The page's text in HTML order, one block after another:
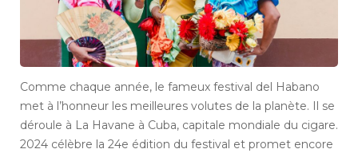
Comme chaque année, le fameux festival del Habano
met à l’honneur les meilleures volutes de la planète. Il se
déroule à La Havane à Cuba, capitale mondiale du cigare.
2024 célèbre la 24e édition du festival et promet encore